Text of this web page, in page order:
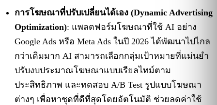
การโฆษณาที่ปรับเปลี่ยนได้เอง (Dynamic Advertising
Optimization): แพลตฟอร์มโฆษณาที่ใช้ AI อย่าง
Google Ads หรือ Meta Ads ในปี 2026 ได้พัฒนาไปไกล
กว่าเดิมมาก AI สามารถเลือกกลุ่มเป้าหมายที่แม่นยำ
ปรับงบประมาณโฆษณาแบบเรียลไทม์ตาม
ประสิทธิภาพ และทดสอบ A/B Test รูปแบบโฆษณา
ต่างๆ เพื่อหาชุดที่ดีที่สุดโดยอัตโนมัติ ช่วยลดค่าใช้